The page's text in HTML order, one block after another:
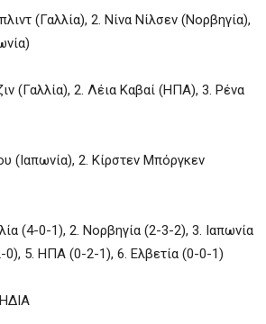
(Γαλλία), 2. Νίνα Νίλσεν (Νορβηγία),
(Γαλλία), 2. Λέια Καβαί (ΗΠΑ), 3. Ρένα
(Ιαπωνία), 2. Κίρστεν Μπόργκεν
(4-0-1), 2. Νορβηγία (2-3-2), 3. Ιαπωνία
0), 5. ΗΠΑ (0-2-1), 6. Ελβετία (0-0-1)